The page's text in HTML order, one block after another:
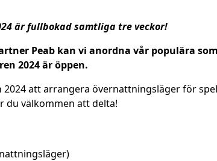
är fullbokad samtliga tre veckor!
Peab kan vi anordna vår populära
2024 är öppen.
att arrangera övernattningsläger för
du välkommen att delta!